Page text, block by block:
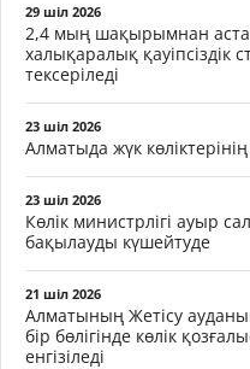
29 шіл 2026
2,4 мың шақырымнан
халықаралық
тексеріледі
23 шіл 2026
Алматыда жүк
23 шіл 2026
Көлік министрлігі ауыр
бақылауды күшейтуде
21 шіл 2026
Алматының Жетісу
бір бөлігінде көлік
енгізіледі